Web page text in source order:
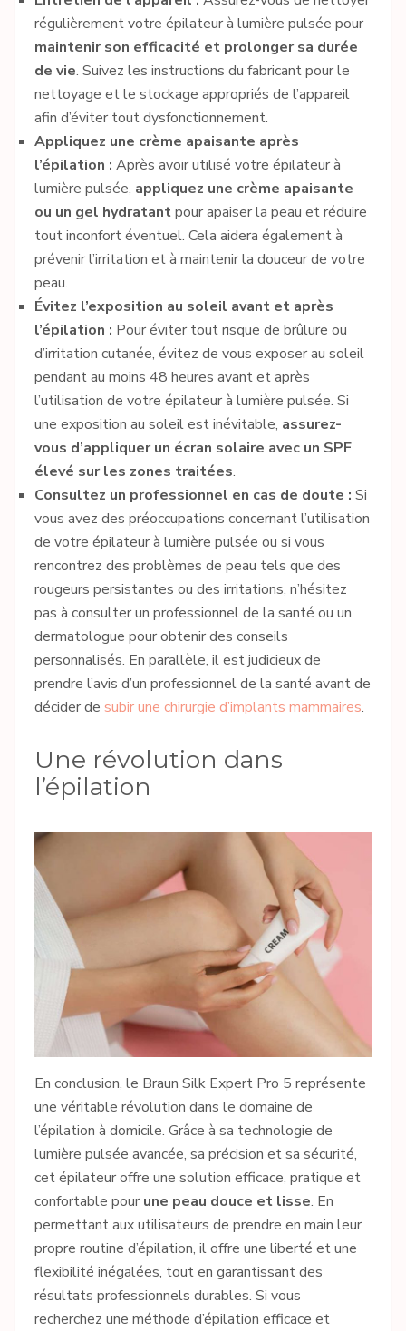
régulièrement votre épilateur à lumière pulsée pour
maintenir son efficacité et prolonger sa durée
de vie. Suivez les instructions du fabricant pour le
nettoyage et le stockage appropriés de l’appareil
afin d’éviter tout dysfonctionnement.
Appliquez une crème apaisante après
l’épilation : Après avoir utilisé votre épilateur à
lumière pulsée, appliquez une crème apaisante
ou un gel hydratantpour apaiser la peau et réduire
tout inconfort éventuel. Cela aidera également à
prévenir l’irritation et à maintenir la douceur de votre
peau.
Évitez l’exposition au soleil avant et après
l’épilation : Pour éviter tout risque de brûlure ou
d’irritation cutanée, évitez de vous exposer au soleil
pendant au moins 48 heures avant et après
l’utilisation de votre épilateur à lumière pulsée. Si
une exposition au soleil est inévitable, assurez-
vous d’appliquer un écran solaire avec un SPF
élevé sur les zones traitées.
Consultez un professionnel en cas de doute : Si
vous avez des préoccupations concernant l’utilisation
de votre épilateur à lumière pulsée ou si vous
rencontrez des problèmes de peau tels que des
rougeurs persistantes ou des irritations, n’hésitez
pas à consulter un professionnel de la santé ou un
dermatologue pour obtenir des conseils
personnalisés. En parallèle, il est judicieux de
prendre l’avis d’un professionnel de la santé avant de
décider de subir une chirurgie d’implants mammaires.
Une révolution dans
l’épilation
En conclusion, le Braun Silk Expert Pro 5 représente
une véritable révolution dans le domaine de
l’épilation à domicile. Grâce à sa technologie de
lumière pulsée avancée, sa précision et sa sécurité,
cet épilateur offre une solution efficace, pratique et
confortable pour une peau douce et lisse. En
permettant aux utilisateurs de prendre en main leur
propre routine d’épilation, il offre une liberté et une
flexibilité inégalées, tout en garantissant des
résultats professionnels durables. Si vous
recherchez une méthode d’épilation efficace et